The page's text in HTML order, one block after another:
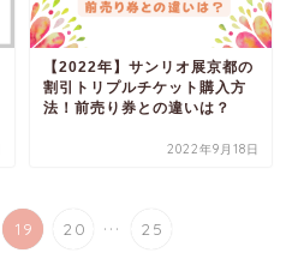
【2022年】サンリオ展京都の
割引トリプルチケット購入方
法！前売り券との違いは？
2022年9月18日
19 20 ... 25